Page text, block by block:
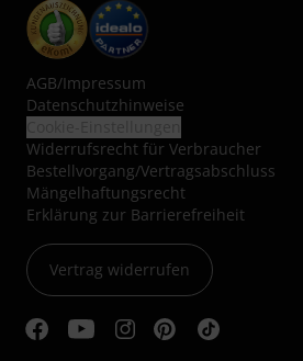
AGB/Impressum
Datenschutzhinweise
Widerrufsrecht für Verbraucher
Bestellvorgang/Vertragsabschluss
Mängelhaftungsrecht
Erklärung zur Barrierefreiheit
Vertrag widerrufen